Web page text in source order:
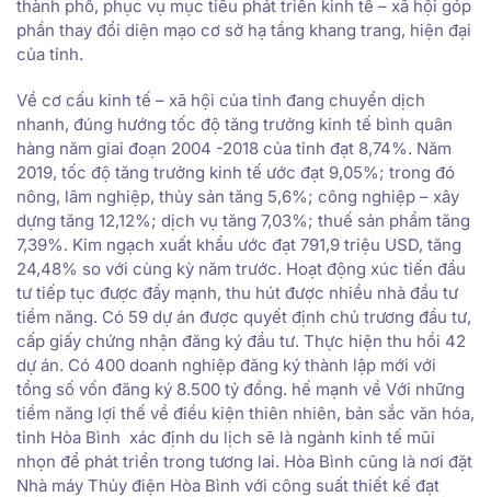
thành phố, phục vụ mục tiêu phát triển kinh tế – xã hội góp
phần thay đổi diện mạo cơ sở hạ tầng khang trang, hiện đại
của tỉnh.
Về cơ cấu kinh tế – xã hội của tỉnh đang chuyển dịch
nhanh, đúng hướng tốc độ tăng trưởng kinh tế bình quân
hàng năm giai đoạn 2004 -2018 của tỉnh đạt 8,74%. Năm
2019, tốc độ tăng trưởng kinh tế ước đạt 9,05%; trong đó
nông, lâm nghiệp, thủy sản tăng 5,6%; công nghiệp – xây
dựng tăng 12,12%; dịch vụ tăng 7,03%; thuế sản phẩm tăng
7,39%. Kim ngạch xuất khẩu ước đạt 791,9 triệu USD, tăng
24,48% so với cùng kỳ năm trước. Hoạt động xúc tiến đầu
tư tiếp tục được đẩy mạnh, thu hút được nhiều nhà đầu tư
tiềm năng. Có 59 dự án được quyết định chủ trương đầu tư,
cấp giấy chứng nhận đăng ký đầu tư. Thực hiện thu hồi 42
dự án. Có 400 doanh nghiệp đăng ký thành lập mới với
tổng số vốn đăng ký 8.500 tỷ đồng. hế mạnh về Với những
tiềm năng lợi thế về điều kiện thiên nhiên, bản sắc văn hóa,
tỉnh Hòa Bình xác định du lịch sẽ là ngành kinh tế mũi
nhọn để phát triển trong tương lai. Hòa Bình cũng là nơi đặt
Nhà máy Thủy điện Hòa Bình với công suất thiết kế đạt